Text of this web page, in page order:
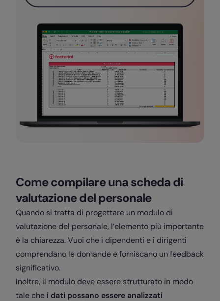
Come compilare una scheda di
valutazione del personale
Quando si tratta di progettare un modulo di
valutazione del personale, l’elemento più importante
è la chiarezza. Vuoi che i dipendenti e i dirigenti
comprendano le domande e forniscano un feedback
significativo.
Inoltre, il modulo deve essere strutturato in modo
tale che i dati possano essere analizzati